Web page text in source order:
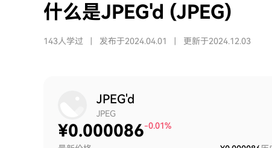
什么是JPEG'd (JPEG)
143人学过 发布于2024.04.01 更新于2024.12.03
JPEG'd
JPEG
¥0.000086-0.01%